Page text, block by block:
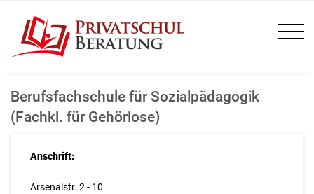
Berufsfachschule für Sozialpädagogik
(Fachkl. für Gehörlose)
Anschrift:
Arsenalstr. 2 - 10